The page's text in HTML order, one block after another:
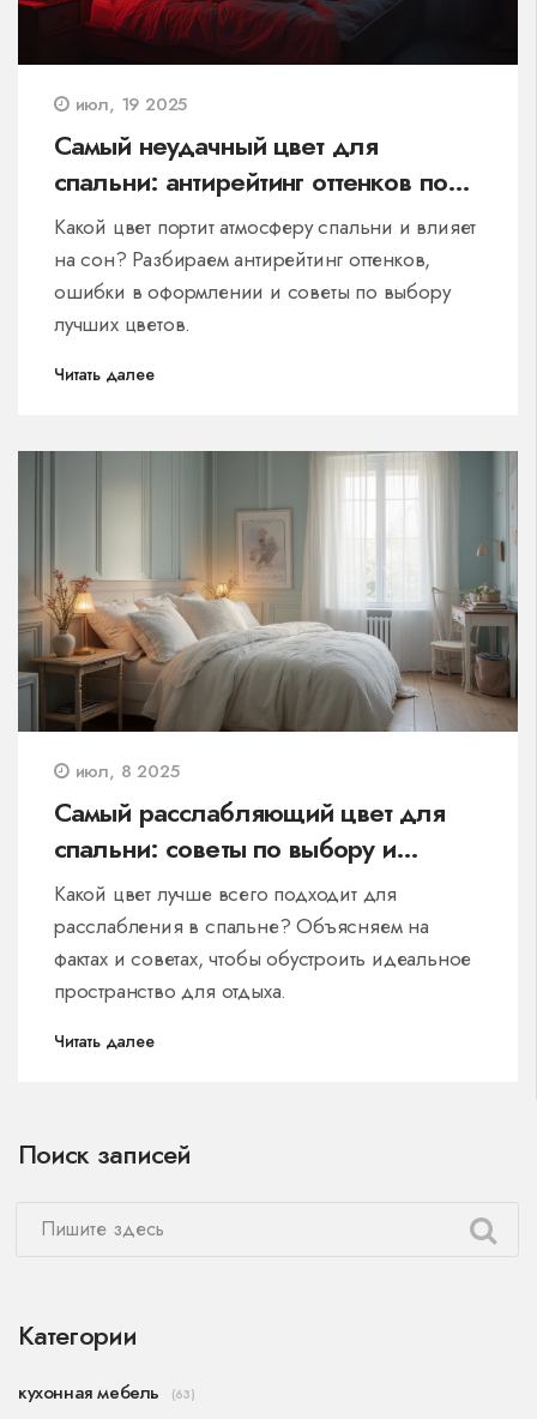
июл, 19 2025
Самый неудачный цвет для
спальни: антирейтинг оттенков по
мнению дизайнеров
Какой цвет портит атмосферу спальни и влияет
на сон? Разбираем антирейтинг оттенков,
ошибки в оформлении и советы по выбору
лучших цветов.
Читать далее
июл, 8 2025
Самый расслабляющий цвет для
спальни: советы по выбору и
оформлению
Какой цвет лучше всего подходит для
расслабления в спальне? Объясняем на
фактах и советах, чтобы обустроить идеальное
пространство для отдыха.
Читать далее
Поиск записей
Категории
кухонная мебель (63)